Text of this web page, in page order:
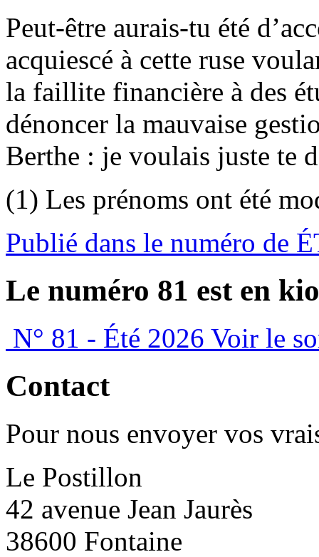
Peut-être aurais-tu été
acquiescé à cette ruse
la faillite financière à des
dénoncer la mauvaise
Berthe : je voulais juste te
(1) Les prénoms ont été
Publié dans le numéro de
Le numéro 81 est en
N° 81 - Été 2026 Voir le
Contact
Pour nous envoyer vos
Le Postillon
42 avenue Jean Jaurès
38600 Fontaine